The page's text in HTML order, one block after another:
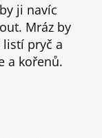
ji navíc
Mráz by
pryč a
a kořenů.